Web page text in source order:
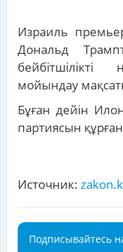
Израиль
Дональд
мойындау
Бұған дейін
партиясын
Источник:
Подписывайтесь